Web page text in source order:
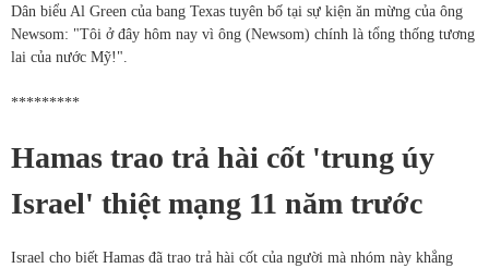
Dân biểu Al Green của bang Texas tuyên bố tại sự kiện ăn mừng của ông
Newsom: "Tôi ở đây hôm nay vì ông (Newsom) chính là tổng thống tương
lai của nước Mỹ!".
*********
Hamas trao trả hài cốt 'trung úy
Israel' thiệt mạng 11 năm trước
Israel cho biết Hamas đã trao trả hài cốt của người mà nhóm này khẳng